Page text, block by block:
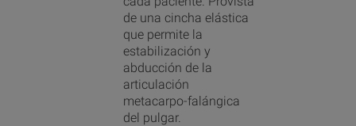
de una cincha elástica
que permite la
estabilización y
abducción de la
articulación
metacarpo-falángica
del pulgar.